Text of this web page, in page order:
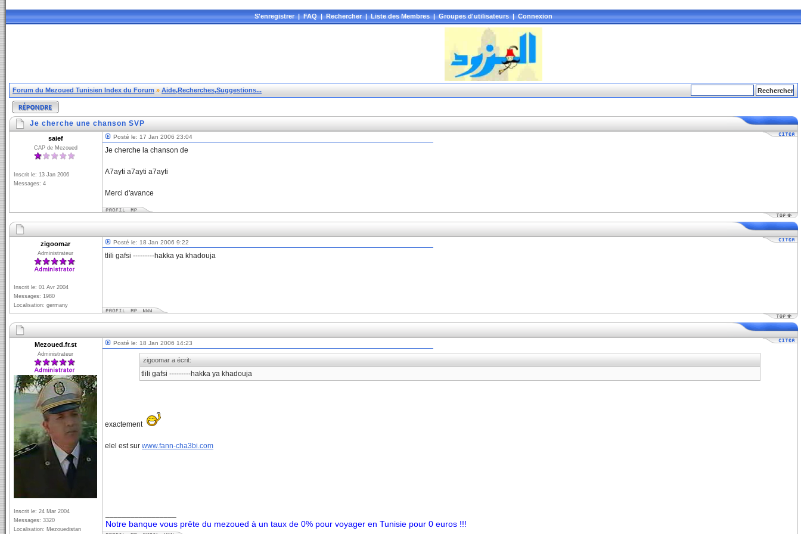
S'enregistrer|FAQ|Rechercher|Liste des Membres|Groupes d'utilisateurs|Connexion
Forum du Mezoued Tunisien Index du Forum » Aide,Recherches,Suggestions...
Je cherche une chanson SVP
saief
CAP de Mezoued
Inscrit le: 13 Jan 2006
Messages: 4
Posté le: 17 Jan 2006 23:04
Je cherche la chanson de
A7ayti a7ayti a7ayti
Merci d'avance
zigoomar
Administrateur
Inscrit le: 01 Avr 2004
Messages: 1980
Localisation: germany
Posté le: 18 Jan 2006 9:22
tlili gafsi ---------hakka ya khadouja
Mezoued.fr.st
Administrateur
Inscrit le: 24 Mar 2004
Messages: 3320
Localisation: Mezouedistan
Posté le: 18 Jan 2006 14:23
zigoomar a écrit:
tlili gafsi ---------hakka ya khadouja
exactement
elel est sur www.fann-cha3bi.com
Notre banque vous prête du mezoued à un taux de 0% pour voyager en Tunisie pour 0 euros !!!